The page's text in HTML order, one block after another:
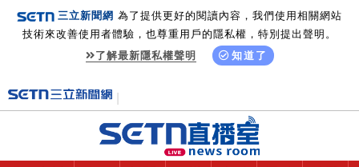
三立新聞網 為了提供更好的閱讀內容，我們使用相關網站
技術來改善使用者體驗，也尊重用戶的隱私權，特別提出聲明。
了解最新隱私權聲明
知道了